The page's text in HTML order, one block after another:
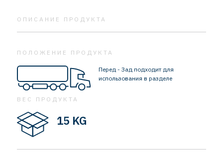
ОПИСАНИЕ ПРОДУКТА
ПОЛОЖЕНИЕ ПРОДУКТА
Перед - Зад подходит для
использования в разделе
ВЕС ПРОДУКТА
15 KG